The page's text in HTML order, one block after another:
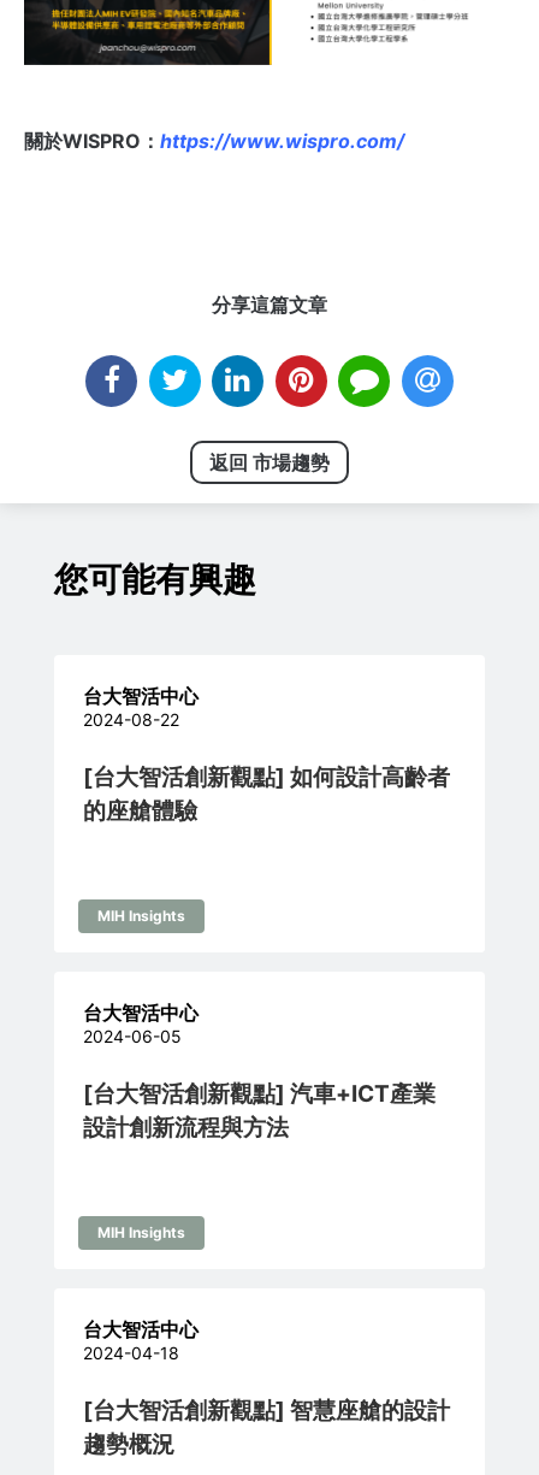
關於WISPRO： https://www.wispro.com/
分享這篇文章
返回 市場趨勢
您可能有興趣
台大智活中心
2024-08-22
[台大智活創新觀點] 如何設計高齡者
的座艙體驗
MIH Insights
台大智活中心
2024-06-05
[台大智活創新觀點] 汽車+ICT產業
設計創新流程與方法
MIH Insights
台大智活中心
2024-04-18
[台大智活創新觀點] 智慧座艙的設計
趨勢概況